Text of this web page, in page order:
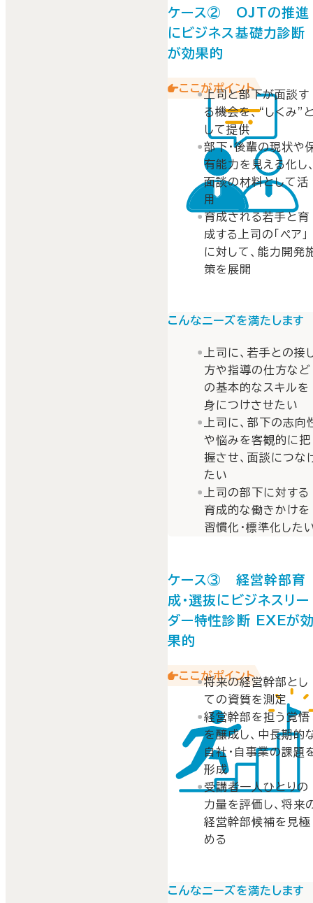
ケース② OJTの推進
にビジネス基礎力診断
が効果的
ここがポイント
上司と部下が面談す
る機会を、“しくみ”
して提供
部下・後輩の現状や
有能力を見える化し
面談の材料として活
用
育成される若手と育
成する上司の「ペア」
に対して、能力開発
策を展開
こんなニーズを満たします
上司に、若手との接
方や指導の仕方など
の基本的なスキルを
身につけさせたい
上司に、部下の志向
や悩みを客観的に把
握させ、面談につな
たい
上司の部下に対する
育成的な働きかけを
習慣化・標準化した
ケース③ 経営幹部育
成・選抜にビジネスリー
ダー特性診断 EXEが
果的
ここがポイント
将来の経営幹部とし
ての資質を測定
経営幹部を担う覚悟
を醸成し、中長期的
自社・自事業の課題
形成
受講者一人ひとりの
力量を評価し、将来
経営幹部候補を見極
める
こんなニーズを満たします